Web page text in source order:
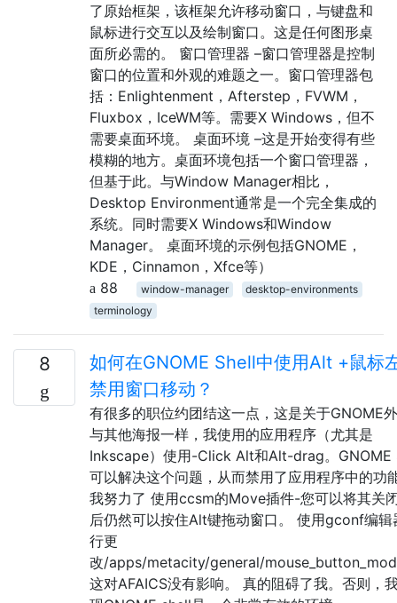
了原始框架，该框架允许移动窗口，与键盘和
鼠标进行交互以及绘制窗口。这是任何图形桌
面所必需的。 窗口管理器 –窗口管理器是控制
窗口的位置和外观的难题之一。窗口管理器包
括：Enlightenment，Afterstep，FVWM，
Fluxbox，IceWM等。需要X Windows，但不
需要桌面环境。 桌面环境 –这是开始变得有些
模糊的地方。桌面环境包括一个窗口管理器，
但基于此。与Window Manager相比，
Desktop Environment通常是一个完全集成的
系统。同时需要X Windows和Window
Manager。 桌面环境的示例包括GNOME，
KDE，Cinnamon，Xfce等）
88
window-manager
desktop-environments
terminology
8
如何在GNOME Shell中使用Alt +鼠标
禁用窗口移动？
有很多的职位约团结这一点，这是关于GNOME
与其他海报一样，我使用的应用程序（尤其是
Inkscape）使用-Click Alt和Alt-drag。GNOME
可以解决这个问题，从而禁用了应用程序中的功
我努力了 使用ccsm的Move插件-您可以将其关
后仍然可以按住Alt键拖动窗口。 使用gconf编辑
行更
改/apps/metacity/general/
这对AFAICS没有影响。 真的阻碍了我。否则，